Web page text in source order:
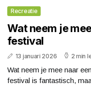
Recreatie
Wat neem je
festival
13 januari 2026 2 min
Wat neem je mee naar
festival is fantastisch,